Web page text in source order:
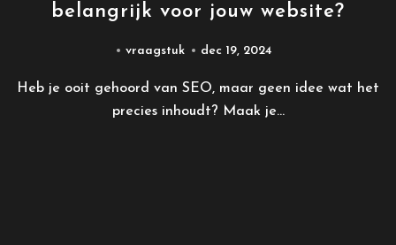
belangrijk voor jouw website?
vraagstuk dec 19, 2024
Heb je ooit gehoord van SEO, maar geen idee wat het
precies inhoudt? Maak je...